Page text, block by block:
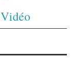
Vidéo